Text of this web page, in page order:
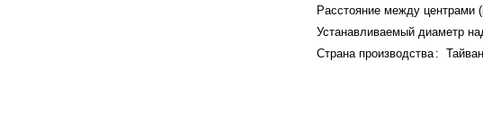
Расстояние между центрами
Устанавливаемый диаметр
Страна производства: